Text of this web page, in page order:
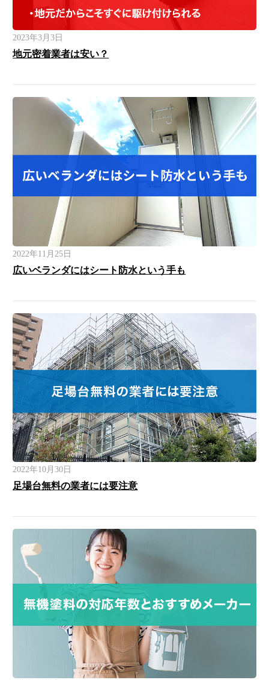
2023年3月3日
地元密着業者は安い？
2022年11月25日
広いベランダにはシート防水という手も
2022年10月30日
足場台無料の業者には要注意